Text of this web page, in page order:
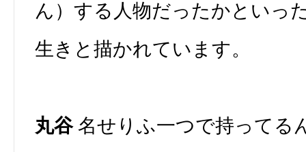
ん）する人物だったかといっ
生きと描かれています。
丸谷名せりふ一つで持ってる